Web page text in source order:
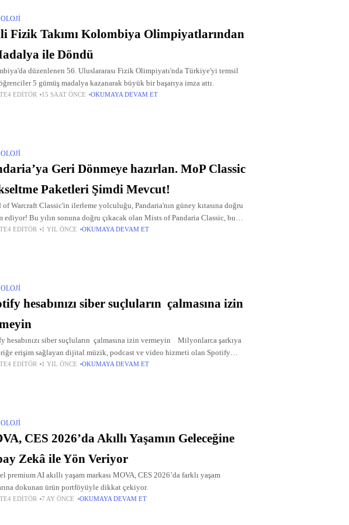
Fizik Takımı Kolombiya Olimpiyatlarından
ile Döndü
düzenlenen 56. Uluslararası Fizik Olimpiyatı'nda Türkiye'yi temsil
5 gümüş madalya kazanarak büyük bir başarıya imza attı.
EDITÖR 15 SAAT ÖNCE OKUMAYA DEVAM ET
Geri Dönmeye hazırlan. MoP Classic
Paketleri Şimdi Mevcut!
of Warcraft Classic'in ilerleme yolculuğu, Pandaria'nın güney kıtasına doğru
ediyor! Bu yılın sonuna doğru çıkacak olan Mists of Pandaria Classic, bu
paketi ile oyuncuları WoW tarihinin sevilen dönemine dönmeye
EDITÖR 1 YIL ÖNCE OKUMAYA DEVAM ET
hesabınızı siber suçluların çalmasına izin
hesabınızı siber suçluların çalmasına izin vermeyin Milyonlarca şarkıya
erişim sağlayan dijital müzik, podcast ve video hizmeti olan Spotify
700 milyon aktif kullanıcıya sahip.
EDITÖR 1 YIL ÖNCE OKUMAYA DEVAM ET
CES 2026’da Akıllı Yaşamın Geleceğine
Zekâ ile Yön Veriyor
premium AI akıllı yaşam markası MOVA, CES 2026’da farklı yaşam
dokunan ürün portföyüyle dikkat çekiyor.
EDITÖR 7 AY ÖNCE OKUMAYA DEVAM ET